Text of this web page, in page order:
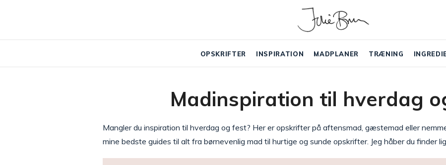
OPSKRIFTER INSPIRATION MADPLANER TRÆNING
Madinspiration til hverdag
Mangler du inspiration til hverdag og fest? Her er opskrifter på aftensmad, gæstemad eller
mine bedste guides til alt fra børnevenlig mad til hurtige og sunde opskrifter. Jeg håber du finder